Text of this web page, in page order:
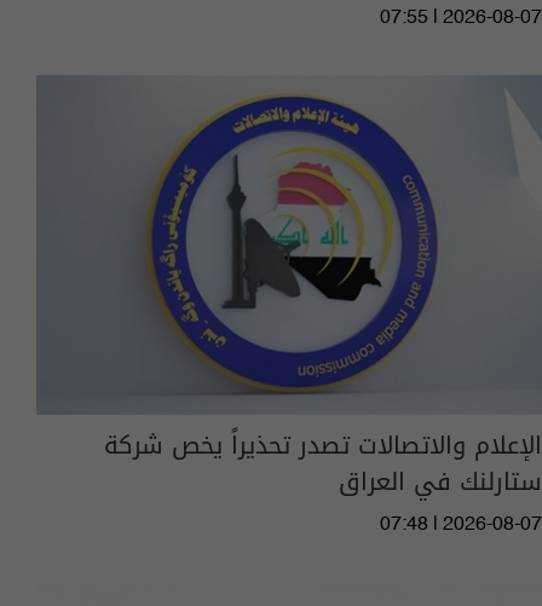
07:55 | 2026-08-07
الإعلام والاتصالات تصدر تحذيراً يخص شركة
ستارلنك في العراق
07:48 | 2026-08-07